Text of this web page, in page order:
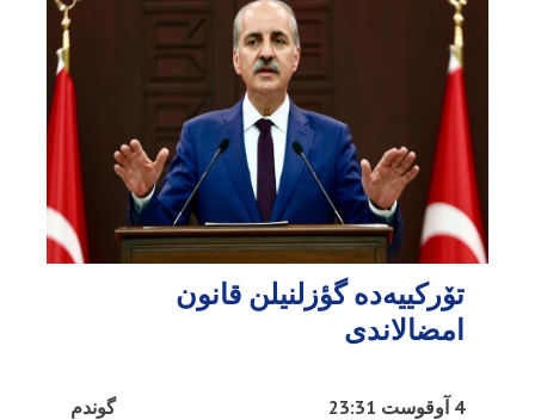
تۆرکییه‌ده گؤزلنیلن قانون
امضالاندی
گوندم 4 آوقوست 23:31